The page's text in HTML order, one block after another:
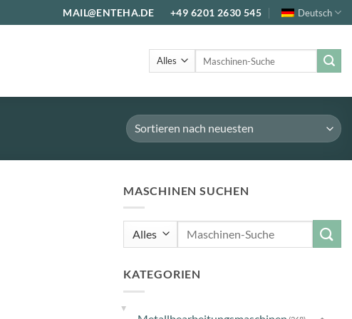
MAIL@ENTEHA.DE +49 6201 2630 545 Deutsch
MASCHINEN SUCHEN
Suche
nach:
KATEGORIEN
▸